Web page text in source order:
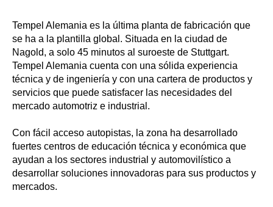
Tempel Alemania es la última planta de fabricación que
se ha a la plantilla global. Situada en la ciudad de
Nagold, a solo 45 minutos al suroeste de Stuttgart.
Tempel Alemania cuenta con una sólida experiencia
técnica y de ingeniería y con una cartera de productos y
servicios que puede satisfacer las necesidades del
mercado automotriz e industrial.
Con fácil acceso autopistas, la zona ha desarrollado
fuertes centros de educación técnica y económica que
ayudan a los sectores industrial y automovilístico a
desarrollar soluciones innovadoras para sus productos y
mercados.